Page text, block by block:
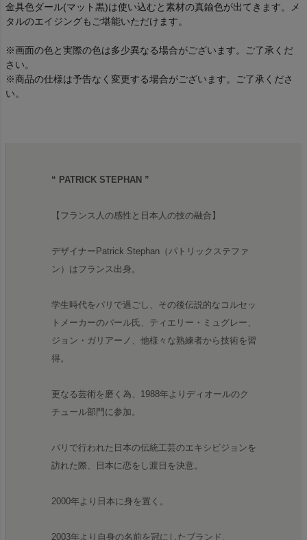
金具色ダール(マット黒)は使い込むと素材の真鍮色が出てきます。メ
タルのエイジングもご堪能いただけます。
※画面の色と実際の色は多少異なる場合がございます。ご了承くだ
さい。
※商品の仕様は予告なく変更する場合がございます。ご了承くださ
い。
“ PATRICK STEPHAN ”
【フランス人の感性と日本人の技の融合】
デザイナーPatrick Stephan（パトリックステファ
ン）はフランス出身。
学生時代をパリで過ごし、その後伝説的なコルセッ
トメーカーのパール氏、ティエリー・ミュグレー、
ジョン・ガリアーノ、他様々な熟練者から技術を習
得。
更なる芸術を磨く為、1988年よりディオールのク
チュール部門に参加。
パリで行われた日本の伝統工芸のエキシビジョンを
訪れた際、日本に恋をし渡日を決意。
2000年より日本に身を置く。
2003年より自身の名前を冠にしたブランド、